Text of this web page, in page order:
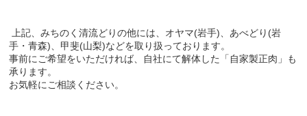
上記、みちのく清流どりの他には、オヤマ(岩手)、あべどり(岩
手・青森)、甲斐(山梨)などを取り扱っております。
事前にご希望をいただければ、自社にて解体した「自家製正肉」も
承ります。
お気軽にご相談ください。